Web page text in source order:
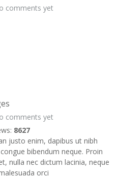
comments yet
comments yet
8627
justo enim, dapibus ut nibh
bibendum neque. Proin
nulla nec dictum lacinia, neque
orci